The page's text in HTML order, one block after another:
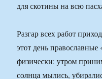
для скотины на всю
Разгар всех работ
этот день
физически: утром
солнца мылись,